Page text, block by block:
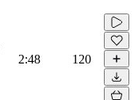
2:48 120